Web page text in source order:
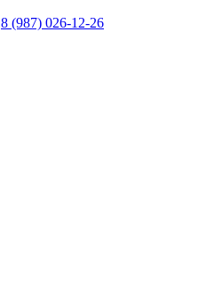
8 (987) 026-12-26